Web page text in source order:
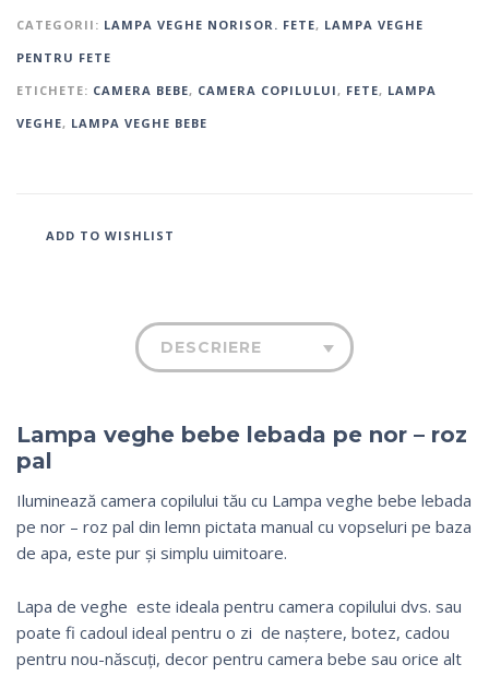
CATEGORII: LAMPA VEGHE NORISOR. FETE, LAMPA VEGHE
PENTRU FETE
ETICHETE: CAMERA BEBE, CAMERA COPILULUI, FETE, LAMPA
VEGHE, LAMPA VEGHE BEBE
ADD TO WISHLIST
DESCRIERE
Lampa veghe bebe lebada pe nor – roz
pal
Iluminează camera copilului tău cu Lampa veghe bebe lebada
pe nor – roz pal din lemn pictata manual cu vopseluri pe baza
de apa, este pur și simplu uimitoare.
Lapa de veghe este ideala pentru camera copilului dvs. sau
poate fi cadoul ideal pentru o zi de naștere, botez, cadou
pentru nou-născuți, decor pentru camera bebe sau orice alt